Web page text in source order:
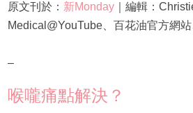
原文刊於： 新Monday｜編輯：
Medical@YouTube、百花油官方網
–
喉嚨痛點解決？